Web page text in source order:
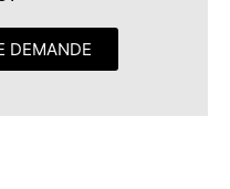
DEMANDE